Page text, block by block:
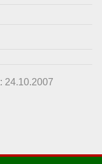
24.10.2007